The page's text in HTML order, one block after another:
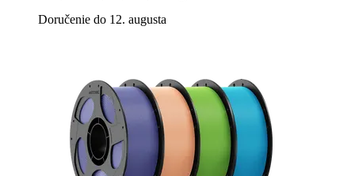
Doručenie do 12. augusta